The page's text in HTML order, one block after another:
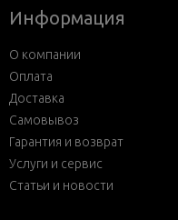
Информация
О компании
Оплата
Доставка
Самовывоз
Гарантия и возврат
Услуги и сервис
Статьи и новости